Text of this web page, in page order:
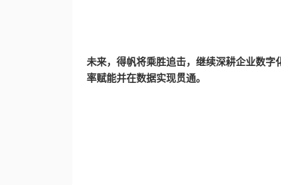
未来，得帆将乘胜追击，继续深耕企业数
率赋能并在数据实现贯通。